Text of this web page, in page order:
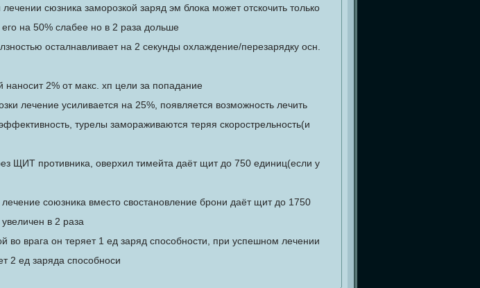
сюзника заморозкой заряд эм блока может отскочить только
на 50% слабее но в 2 раза дольше
осталнавливает на 2 секунды охлаждение/перезарядку осн.
2% от макс. хп цели за попадание
лечение усиливается на 25%, появляется возможность лечить
турелы замораживаются теряя скорострельность(и
ЩИТ противника, оверхил тимейта даёт щит до 750 единиц(если у
союзника вместо свостановление брони даёт щит до 1750
в 2 раза
во врага он теряет 1 ед заряд способности, при успешном лечении
2 ед заряда способноси